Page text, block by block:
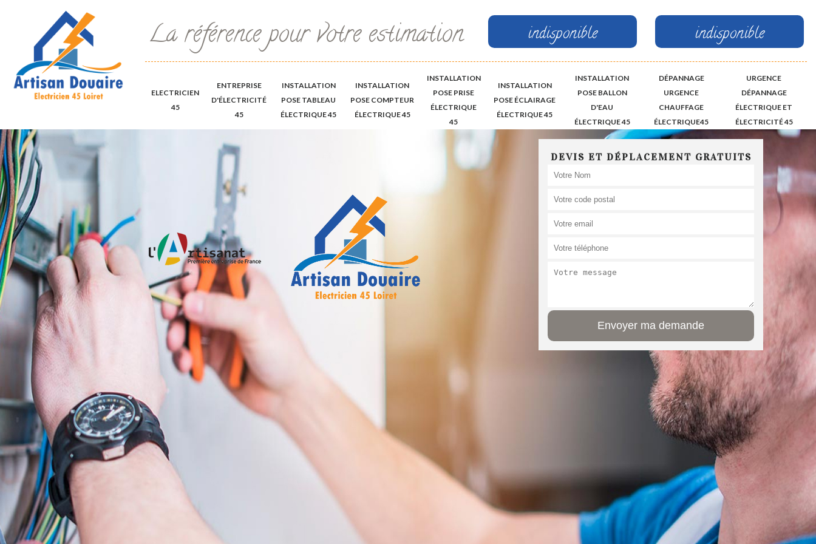
La référence pour votre estimation indisponible indisponible
ELECTRICIEN
45
ENTREPRISE
D'ÉLECTRICITÉ
45
INSTALLATION
POSE TABLEAU
ÉLECTRIQUE 45
INSTALLATION
POSE COMPTEUR
ÉLECTRIQUE 45
INSTALLATION
POSE PRISE
ÉLECTRIQUE
45
INSTALLATION
POSE ÉCLAIRAGE
ÉLECTRIQUE 45
INSTALLATION
POSE BALLON
D'EAU
ÉLECTRIQUE 45
DÉPANNAGE
URGENCE
CHAUFFAGE
ÉLECTRIQUE45
URGENCE
DÉPANNAGE
ÉLECTRIQUE ET
ÉLECTRICITÉ 45
DEVIS ET DÉPLACEMENT GRATUITS